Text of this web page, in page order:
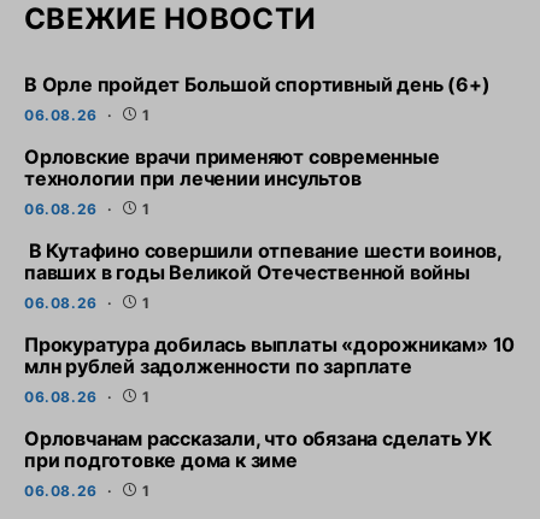
СВЕЖИЕ НОВОСТИ
В Орле пройдет Большой спортивный день (6+)
06.08.26 1
Орловские врачи применяют современные
технологии при лечении инсультов
06.08.26 1
В Кутафино совершили отпевание шести воинов,
павших в годы Великой Отечественной войны
06.08.26 1
Прокуратура добилась выплаты «дорожникам» 10
млн рублей задолженности по зарплате
06.08.26 1
Орловчанам рассказали, что обязана сделать УК
при подготовке дома к зиме
06.08.26 1